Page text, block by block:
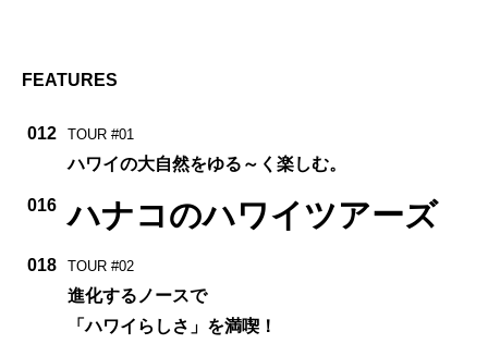
FEATURES
012 TOUR #01
ハワイの大自然をゆる～く楽しむ。
016 ハナコのハワイツアーズ
018 TOUR #02
進化するノースで
「ハワイらしさ」を満喫！